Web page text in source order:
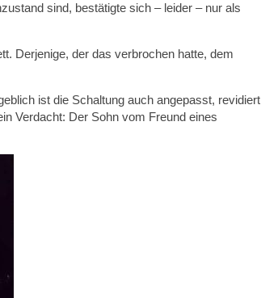
sind, bestätigte sich – leider – nur als
Derjenige, der das verbrochen hatte, dem
ist die Schaltung auch angepasst, revidiert
Verdacht: Der Sohn vom Freund eines